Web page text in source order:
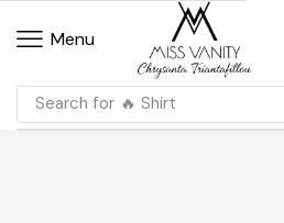
Menu
Search for 🔥 Shirt